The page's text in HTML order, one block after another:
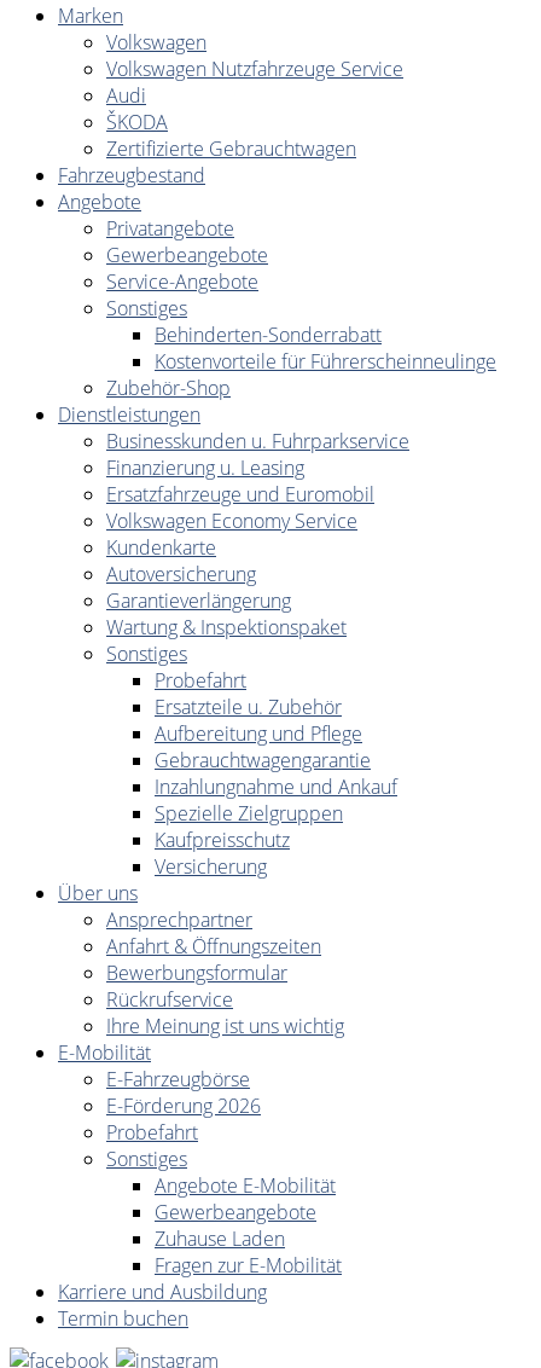
Marken
Volkswagen
Volkswagen Nutzfahrzeuge Service
Audi
ŠKODA
Zertifizierte Gebrauchtwagen
Fahrzeugbestand
Angebote
Privatangebote
Gewerbeangebote
Service-Angebote
Sonstiges
Behinderten-Sonderrabatt
Kostenvorteile für Führerscheinneulinge
Zubehör-Shop
Dienstleistungen
Businesskunden u. Fuhrparkservice
Finanzierung u. Leasing
Ersatzfahrzeuge und Euromobil
Volkswagen Economy Service
Kundenkarte
Autoversicherung
Garantieverlängerung
Wartung & Inspektionspaket
Sonstiges
Probefahrt
Ersatzteile u. Zubehör
Aufbereitung und Pflege
Gebrauchtwagengarantie
Inzahlungnahme und Ankauf
Spezielle Zielgruppen
Kaufpreisschutz
Versicherung
Über uns
Ansprechpartner
Anfahrt & Öffnungszeiten
Bewerbungsformular
Rückrufservice
Ihre Meinung ist uns wichtig
E-Mobilität
E-Fahrzeugbörse
E-Förderung 2026
Probefahrt
Sonstiges
Angebote E-Mobilität
Gewerbeangebote
Zuhause Laden
Fragen zur E-Mobilität
Karriere und Ausbildung
Termin buchen